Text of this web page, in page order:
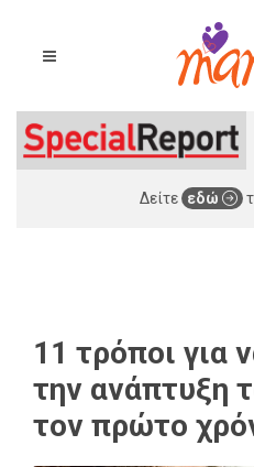
Δείτε εδώ
11 τρόποι για
την ανάπτυξη
τον πρώτο